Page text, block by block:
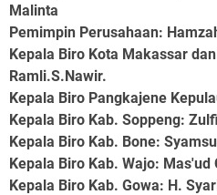
Malinta
Pemimpin Perusahaan:
Kepala Biro Kota Makassar
Ramli.S.Nawir.
Kepala Biro Pangkajene
Kepala Biro Kab. Soppeng:
Kepala Biro Kab. Bone:
Kepala Biro Kab. Wajo: Mas'ud
Kepala Biro Kab. Gowa: H.